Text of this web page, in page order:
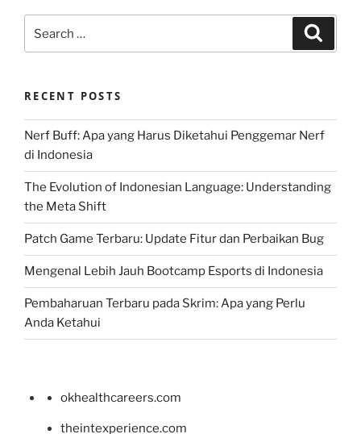
for:
RECENT POSTS
Nerf Buff: Apa yang Harus Diketahui Penggemar Nerf
di Indonesia
The Evolution of Indonesian Language: Understanding
the Meta Shift
Patch Game Terbaru: Update Fitur dan Perbaikan Bug
Mengenal Lebih Jauh Bootcamp Esports di Indonesia
Pembaharuan Terbaru pada Skrim: Apa yang Perlu
Anda Ketahui
okhealthcareers.com
theintexperience.com